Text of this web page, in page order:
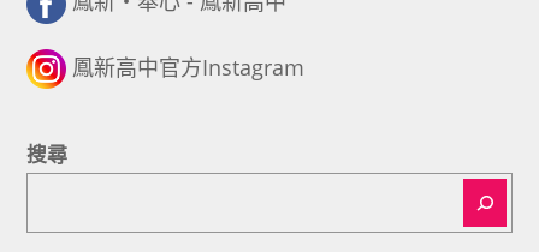
鳳新高中官方Instagram
搜尋